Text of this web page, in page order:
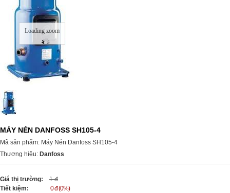
Loading zoom
MÁY NÉN DANFOSS SH105-4
Mã sản phẩm: Máy Nén Danfoss SH105-4
Thương hiệu: Danfoss
Giá thị trường:
1 đ
Tiết kiệm:
0 đ (0%)